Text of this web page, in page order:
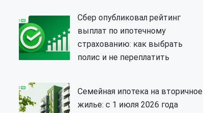
Сбер опубликовал рейтинг
выплат по ипотечному
страхованию: как выбрать
полис и не переплатить
Семейная ипотека на вторичное
жилье: с 1 июля 2026 года